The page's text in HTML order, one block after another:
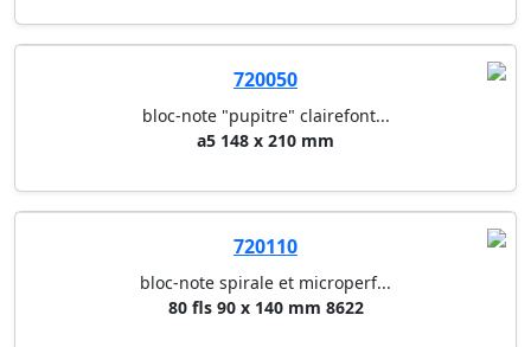
720050
bloc-note "pupitre" clairefont...
720110